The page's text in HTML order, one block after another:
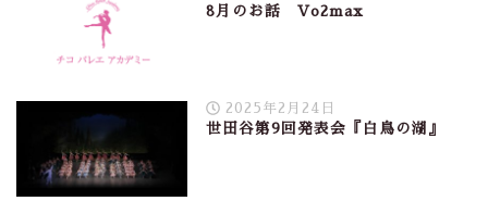
8月のお話 Vo2max
2025年2月24日
世田谷第9回発表会『白鳥の湖』